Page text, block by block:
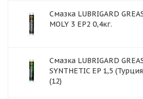
Смазка LUBRIGARD
MOLY 3 EP2 0,4кг.
Смазка LUBRIGARD
SYNTHETIC EP 1,5
(12)